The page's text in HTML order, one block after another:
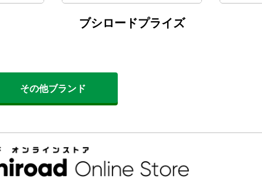
ブシロードプライズ
その他ブランド